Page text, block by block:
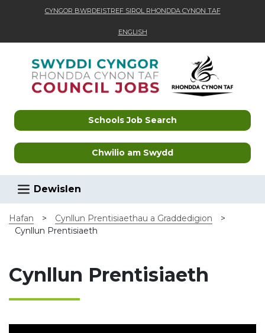
CYNGOR BWRDEISTREF SIROL RHONDDA CYNON TAF
ENGLISH
Schools Job Search
Chwilio am Swydd
Dewislen
Hafan > Cynllun Prentisiaethau a Graddedigion
>
Cynllun Prentisiaeth
Cynllun Prentisiaeth